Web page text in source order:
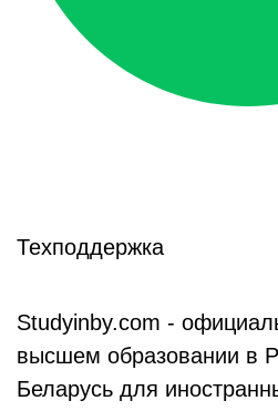
Техподдержка
Studyinby.com -
высшем образовании в
Беларусь для